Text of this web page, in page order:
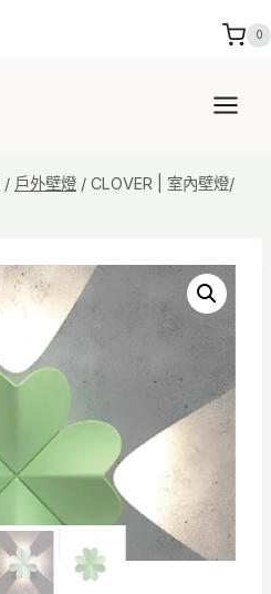
0
/ 戶外壁燈 / CLOVER | 室內壁燈/